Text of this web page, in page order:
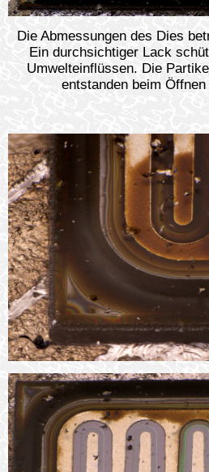
Die Abmessungen des Dies
Ein durchsichtiger Lack
Umwelteinflüssen. Die
entstanden beim